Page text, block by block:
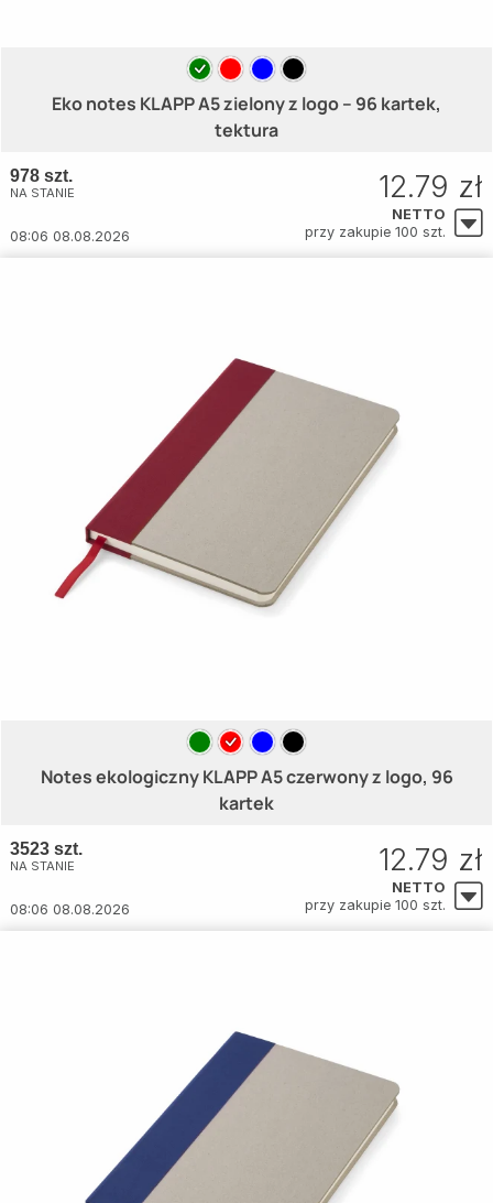
Eko notes KLAPP A5 zielony z logo – 96 kartek,
tektura
978 szt.
NA STANIE
08:06 08.08.2026
12.79 zł
NETTO
przy zakupie 100 szt.
Notes ekologiczny KLAPP A5 czerwony z logo, 96
kartek
3523 szt.
NA STANIE
08:06 08.08.2026
12.79 zł
NETTO
przy zakupie 100 szt.